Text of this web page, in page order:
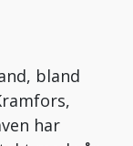
bland
har